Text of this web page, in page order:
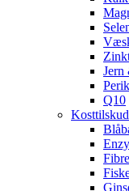
Jern
Q10
Fibre